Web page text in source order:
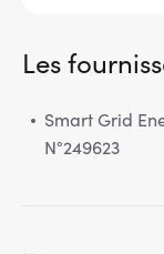
Les
Smart Grid
N°249623